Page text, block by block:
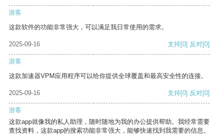
游客
这款软件的功能非常强大，可以满足我日常使用的需求。
2025-09-16 支持[0] 反对[0]
游客
这款加速器VPM应用程序可以给你提供全球覆盖和最高安全性的连接。
2025-09-16 支持[0] 反对[0]
游客
这款app就像我的私人助理，随时随地为我的办公提供帮助。我经常需要
查找资料，这款app的搜索功能非常强大，能够快速找到我需要的信息。